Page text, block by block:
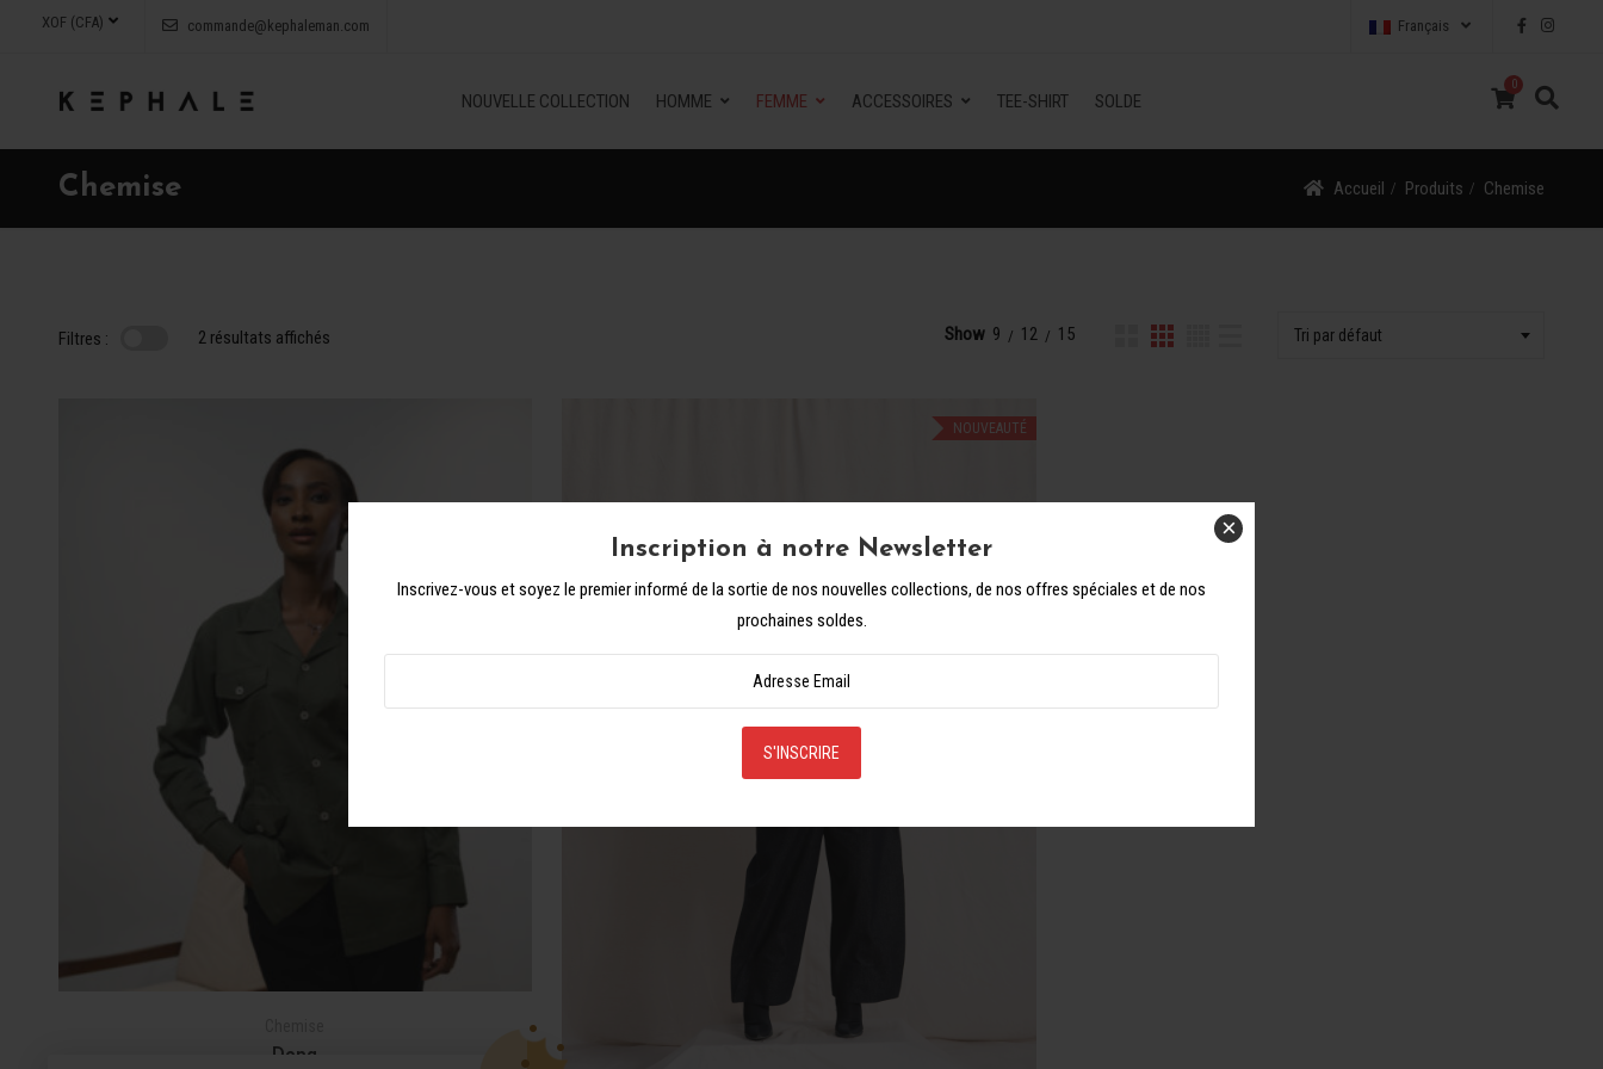
Inscription à notre Newsletter
Inscrivez-vous et soyez le premier informé de la sortie de nos nouvelles collections, de nos offres spéciales et de nos
prochaines soldes.
×
XOF (CFA) commande@kephaleman.com Français
NOUVELLE COLLECTION HOMME FEMME ACCESSOIRES TEE-SHIRT SOLDE
0
Chemise Accueil Produits Chemise
Filtres : 2 résultats affichés Show 9 12 15 Tri par défaut
Dopa
NOUVEAUTÉ